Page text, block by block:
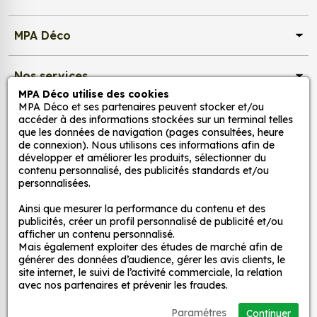
adaptez la décoration d’une pièce, d’une voiture,
d’un meuble, d’une porte et de toute autre surface,
Quels sont les avantages de nos stickers
décoration ?
Une grande variété de motifs et de couleurs :
nos Bande décorative adhésive Martini Racing
tricolore bleu et rouge (15 cm) sont disponibles
dans une large gamme de motifs et de
couleurs, ce qui vous permet de trouver le
Une installation facile : nos stickers sont faciles
à installer, même pour les débutants. Il suffit de
les décoller de leur support et de les coller sur
la surface souhaitée. Vous pouvez vous aider
d’une raclette si besoin.
MPA Déco
Nos services
Nos sites
Mon Compte
A propos
Facebook
MPA Déco utilise des cookies
MPA Déco et ses partenaires peuvent stocker et/ou
accéder à des informations stockées sur un terminal telles
que les données de navigation (pages consultées, heure
de connexion). Nous utilisons ces informations afin de
développer et améliorer les produits, sélectionner du
contenu personnalisé, des publicités standards et/ou
personnalisées.
Ainsi que mesurer la performance du contenu et des
publicités, créer un profil personnalisé de publicité et/ou
afficher un contenu personnalisé.
Mais également exploiter des études de marché afin de
générer des données d’audience, gérer les avis clients, le
site internet, le suivi de l’activité commerciale, la relation
avec nos partenaires et prévenir les fraudes.
Continuer
Paramétres